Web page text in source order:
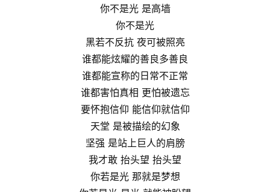
你不是光 是高墙
你不是光
黑若不反抗 夜可被照亮
谁都能炫耀的善良多善良
谁都能宣称的日常不正常
谁都害怕真相 更怕被遗忘
要怀抱信仰 能信仰就信仰
天堂 是被描绘的幻象
坚强 是站上巨人的肩膀
我才敢 抬头望 抬头望
你若是光 那就是梦想